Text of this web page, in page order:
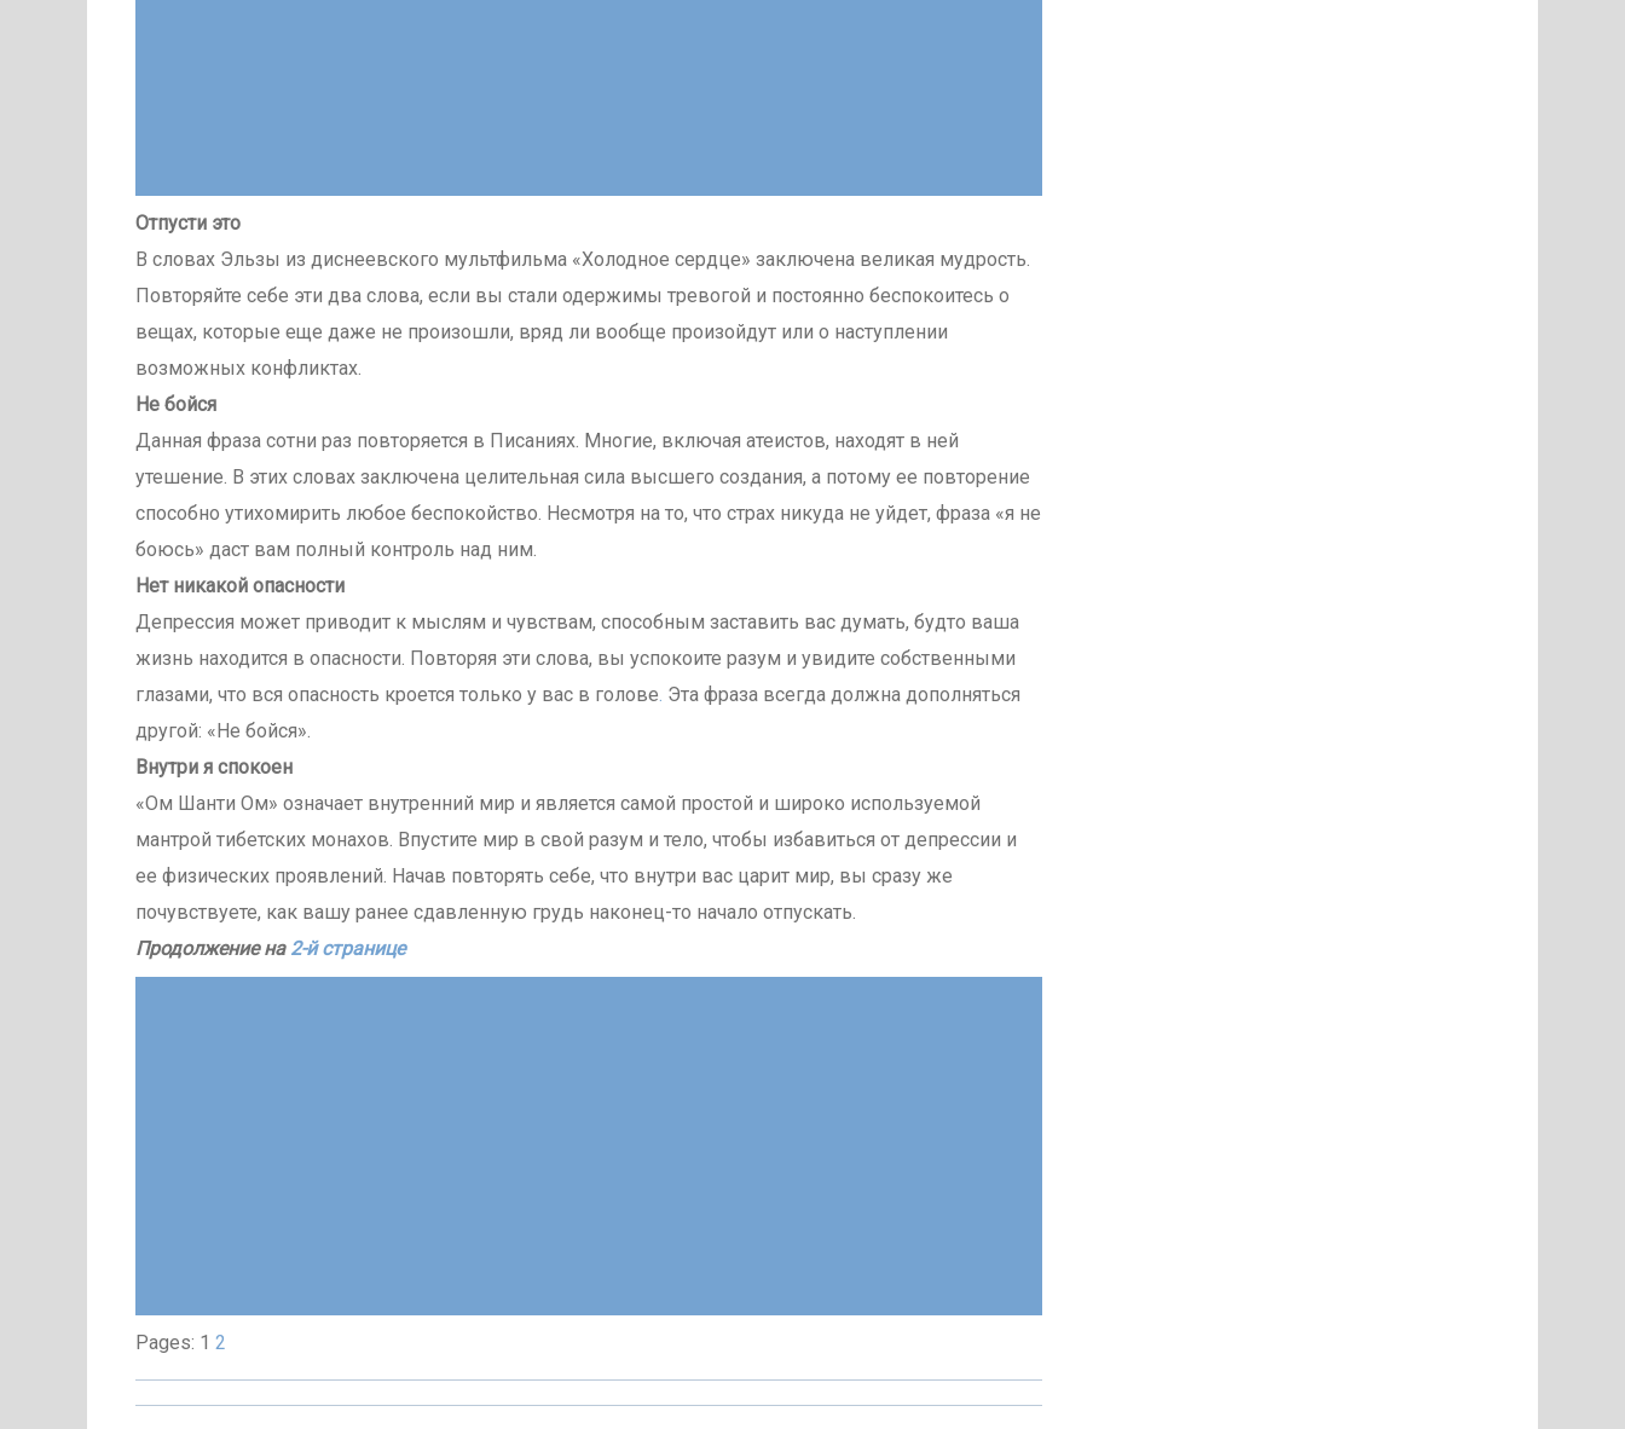
Отпусти это
В словах Эльзы из диснеевского мультфильма «Холодное сердце» заключена великая мудрость.
Повторяйте себе эти два слова, если вы стали одержимы тревогой и постоянно беспокоитесь о
вещах, которые еще даже не произошли, вряд ли вообще произойдут или о наступлении
возможных конфликтах.
Не бойся
Данная фраза сотни раз повторяется в Писаниях. Многие, включая атеистов, находят в ней
утешение. В этих словах заключена целительная сила высшего создания, а потому ее повторение
способно утихомирить любое беспокойство. Несмотря на то, что страх никуда не уйдет, фраза «я не
боюсь» даст вам полный контроль над ним.
Нет никакой опасности
Депрессия может приводит к мыслям и чувствам, способным заставить вас думать, будто ваша
жизнь находится в опасности. Повторяя эти слова, вы успокоите разум и увидите собственными
глазами, что вся опасность кроется только у вас в голове. Эта фраза всегда должна дополняться
другой: «Не бойся».
Внутри я спокоен
«Ом Шанти Ом» означает внутренний мир и является самой простой и широко используемой
мантрой тибетских монахов. Впустите мир в свой разум и тело, чтобы избавиться от депрессии и
ее физических проявлений. Начав повторять себе, что внутри вас царит мир, вы сразу же
почувствуете, как вашу ранее сдавленную грудь наконец-то начало отпускать.
Продолжение на 2-й странице
Pages: 1 2